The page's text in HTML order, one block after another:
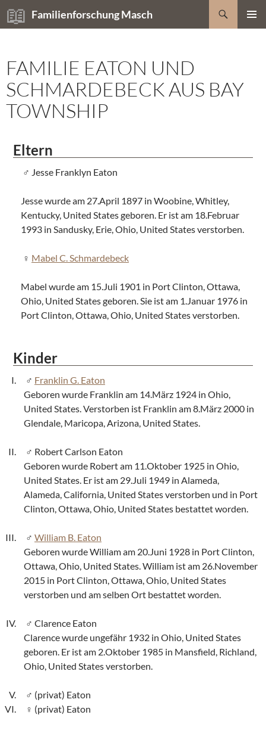
Zum
Inhalt
Familienforschung Masch
Suchen
FAMILIE EATON UND
SCHMARDEBECK AUS BAY
TOWNSHIP
Eltern
Jesse Franklyn Eaton
Jesse wurde am 27.April 1897 in Woobine, Whitley,
Kentucky, United States geboren. Er ist am 18.Februar
1993 in Sandusky, Erie, Ohio, United States verstorben.
Mabel C. Schmardebeck
Mabel wurde am 15.Juli 1901 in Port Clinton, Ottawa,
Ohio, United States geboren. Sie ist am 1.Januar 1976 in
Port Clinton, Ottawa, Ohio, United States verstorben.
Kinder
Franklin G. Eaton
Geboren wurde Franklin am 14.März 1924 in Ohio,
United States. Verstorben ist Franklin am 8.März 2000 in
Glendale, Maricopa, Arizona, United States.
Robert Carlson Eaton
Geboren wurde Robert am 11.Oktober 1925 in Ohio,
United States. Er ist am 29.Juli 1949 in Alameda,
Alameda, California, United States verstorben und in Port
Clinton, Ottawa, Ohio, United States bestattet worden.
William B. Eaton
Geboren wurde William am 20.Juni 1928 in Port Clinton,
Ottawa, Ohio, United States. William ist am 26.November
2015 in Port Clinton, Ottawa, Ohio, United States
verstorben und am selben Ort bestattet worden.
Clarence Eaton
Clarence wurde ungefähr 1932 in Ohio, United States
geboren. Er ist am 2.Oktober 1985 in Mansfield, Richland,
Ohio, United States verstorben.
(privat) Eaton
(privat) Eaton